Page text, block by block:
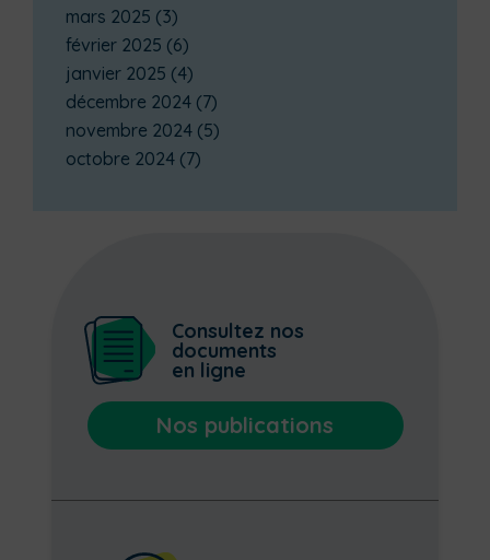
mars 2025 (3)
février 2025 (6)
janvier 2025 (4)
décembre 2024 (7)
novembre 2024 (5)
octobre 2024 (7)
Consultez nos
documents
en ligne
Nos publications